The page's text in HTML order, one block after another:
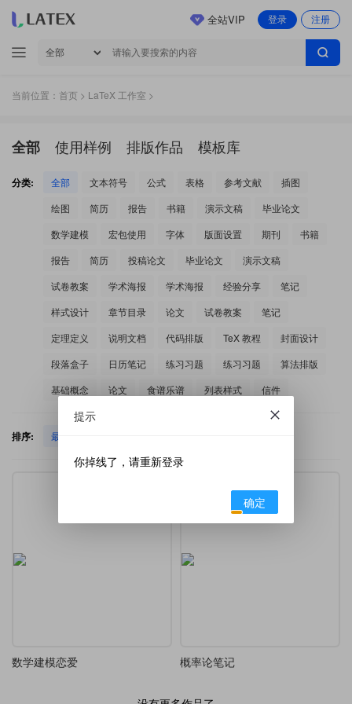
登录 注册
全站VIP
当前位置： 首页 > LaTeX 工作室 >
全部 使用样例 排版作品 模板库
分类: 全部 文本符号 公式 表格 参考文献
插图
绘图
简历 报告 书籍 演示文稿
毕业论文
数学建模
宏包使用 字体 版面设置 期刊
书籍
报告
简历 投稿论文 毕业论文
演示文稿
试卷教案
学术海报 学术海报 经验分享
笔记
样式设计
章节目录 论文 试卷教案
笔记
定理定义
说明文档 代码排版 TeX 教程
封面设计
段落盒子
日历笔记 练习习题 练习习题
算法排版
基础概念
论文 食谱乐谱 列表样式 信件
排序: 最新发布
数学建模恋爱 概率论笔记
提示
你掉线了，请重新登录
确定